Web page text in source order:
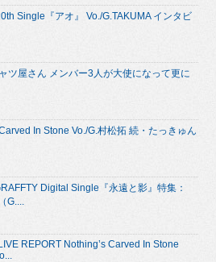
Single『アオ』 Vo./G.TAKUMA インタビ
ツ屋さん メンバー3人が大使になって更に
In Stone Vo./G.村松拓 続・たっきゅん
Digital Single『永遠と影』特集：
G....
REPORT Nothing’s Carved In Stone